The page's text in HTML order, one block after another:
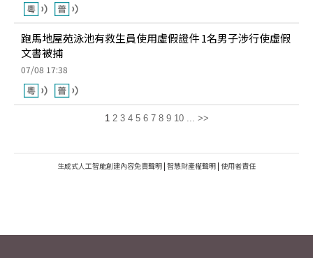
跑馬地屋苑泳池有救生員使用虛假證件 1名男子涉行使虛假
文書被捕
07/08 17:38
1 2 3 4 5 6 7 8 9 10 ... >>
生成式人工智能創建內容免責聲明 | 智慧財產權聲明 | 使用者責任